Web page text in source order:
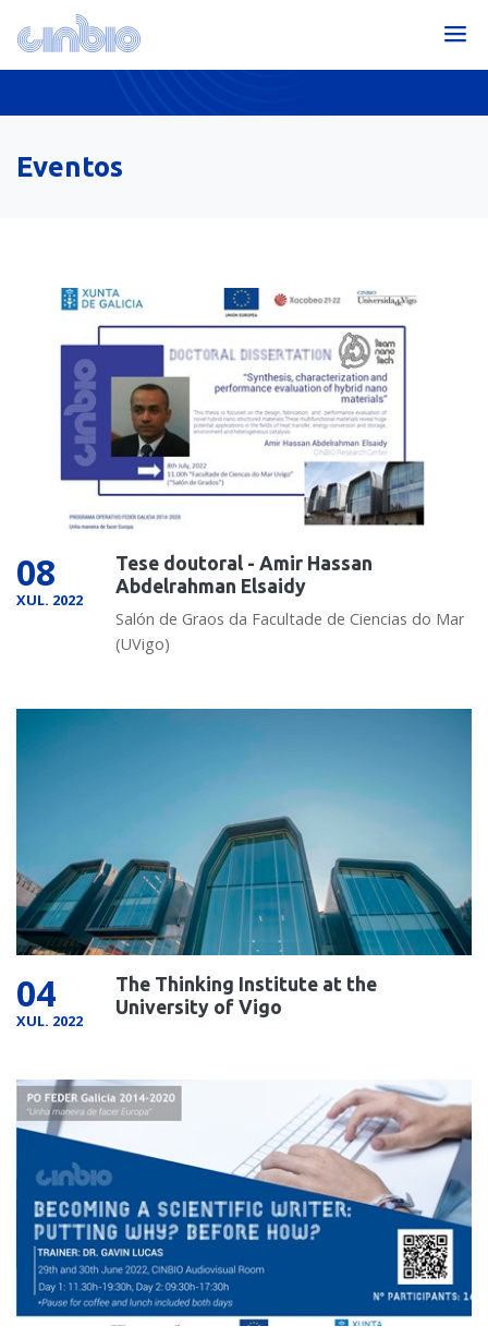
Eventos
08
XUL. 2022
Tese doutoral - Amir Hassan
Abdelrahman Elsaidy
Salón de Graos da Facultade de Ciencias do Mar
(UVigo)
04
XUL. 2022
The Thinking Institute at the
University of Vigo